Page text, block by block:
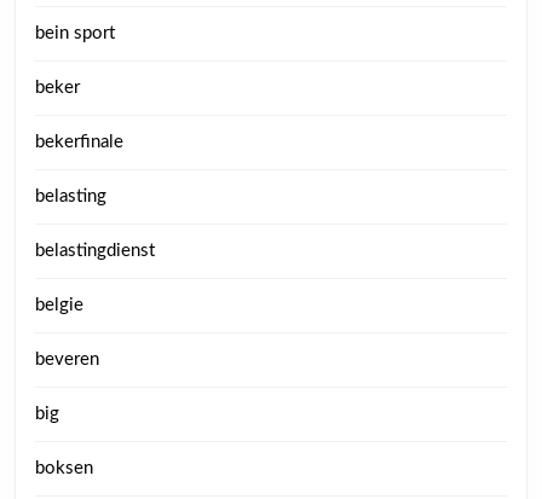
bein sport
beker
bekerfinale
belasting
belastingdienst
belgie
beveren
big
boksen